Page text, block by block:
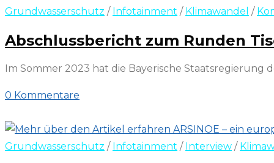
Grundwasserschutz / Infotainment / Klimawandel /
Abschlussbericht zum Runden
Im Sommer 2023 hat die Bayerische Staatsregierung
0 Kommentare
Grundwasserschutz / Infotainment / Interview /